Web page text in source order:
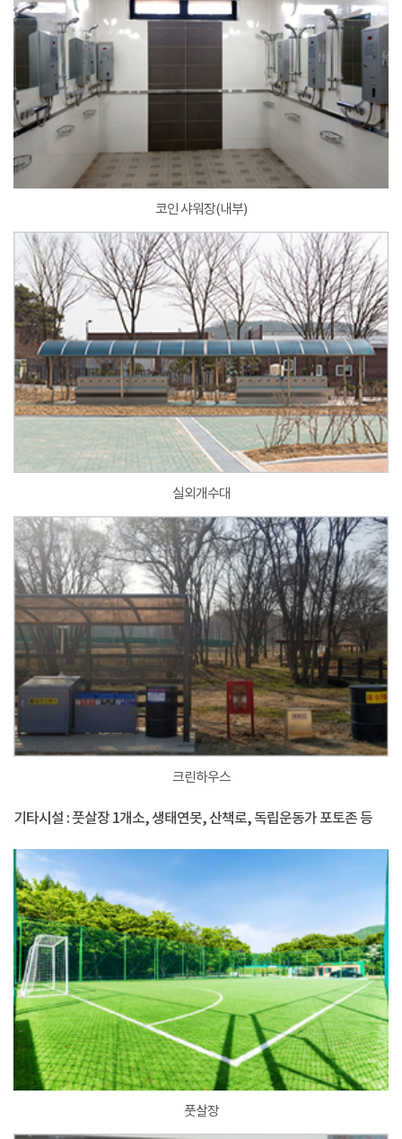
코인 샤워장(내부)
실외개수대
크린하우스
기타시설 : 풋살장 1개소, 생태연못, 산책로, 독립운동가 포토존 등
풋살장